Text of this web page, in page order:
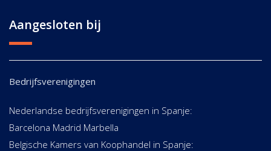
Aangesloten bij
Bedrijfsverenigingen
Nederlandse bedrijfsverenigingen in Spanje:
Barcelona Madrid Marbella
Belgische Kamers van Koophandel in Spanje: